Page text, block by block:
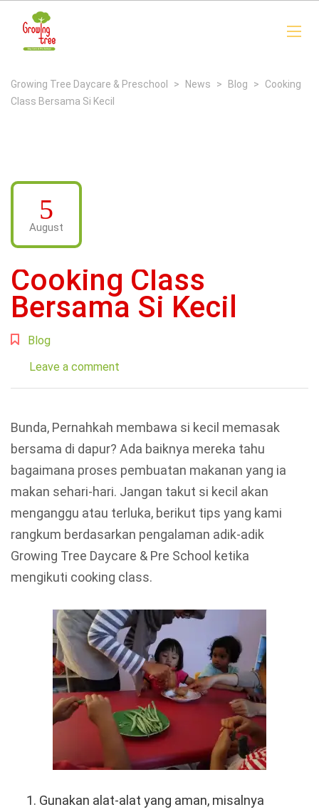
Growing Tree Daycare & Preschool > News > Blog >
Cooking
Class Bersama Si Kecil
5
August
Cooking Class
Bersama Si Kecil
Blog
Leave a comment
Bunda, Pernahkah membawa si kecil memasak
bersama di dapur? Ada baiknya mereka tahu
bagaimana proses pembuatan makanan yang ia
makan sehari-hari. Jangan takut si kecil akan
menganggu atau terluka, berikut tips yang kami
rangkum berdasarkan pengalaman adik-adik
Growing Tree Daycare & Pre School ketika
mengikuti cooking class.
Gunakan alat-alat yang aman, misalnya